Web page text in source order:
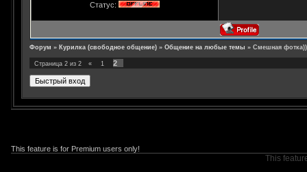
Статус:
Форум » Курилка (свободное общение) » Общение на любые темы » Смешная фотка))
Страница 2 из 2 « 1 2
This feature is for Premium users only!
This